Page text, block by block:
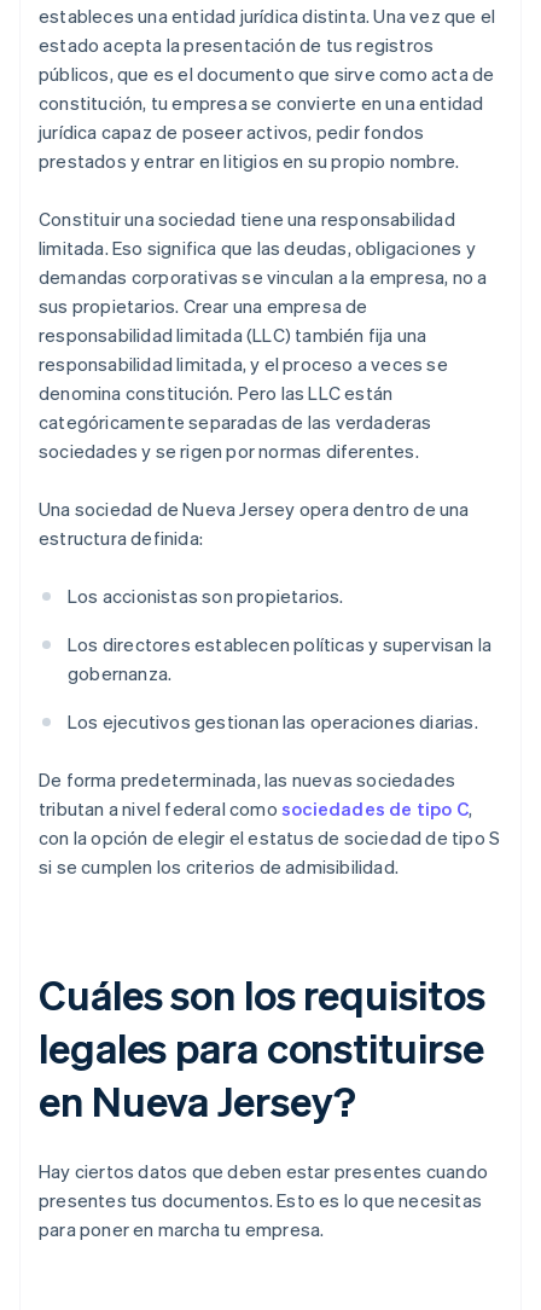
estableces una entidad jurídica distinta. Una vez que el
estado acepta la presentación de tus registros
públicos, que es el documento que sirve como acta de
constitución, tu empresa se convierte en una entidad
jurídica capaz de poseer activos, pedir fondos
prestados y entrar en litigios en su propio nombre.
Constituir una sociedad tiene una responsabilidad
limitada. Eso significa que las deudas, obligaciones y
demandas corporativas se vinculan a la empresa, no a
sus propietarios. Crear una empresa de
responsabilidad limitada (LLC) también fija una
responsabilidad limitada, y el proceso a veces se
denomina constitución. Pero las LLC están
categóricamente separadas de las verdaderas
sociedades y se rigen por normas diferentes.
Una sociedad de Nueva Jersey opera dentro de una
estructura definida:
Los accionistas son propietarios.
Los directores establecen políticas y supervisan la
gobernanza.
Los ejecutivos gestionan las operaciones diarias.
De forma predeterminada, las nuevas sociedades
tributan a nivel federal como sociedades de tipo C,
con la opción de elegir el estatus de sociedad de tipo S
si se cumplen los criterios de admisibilidad.
Cuáles son los requisitos
legales para constituirse
en Nueva Jersey?
Hay ciertos datos que deben estar presentes cuando
presentes tus documentos. Esto es lo que necesitas
para poner en marcha tu empresa.